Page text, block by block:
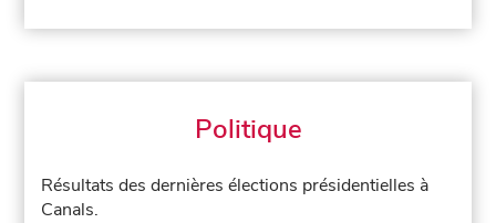
Politique
Résultats des dernières élections présidentielles à
Canals.